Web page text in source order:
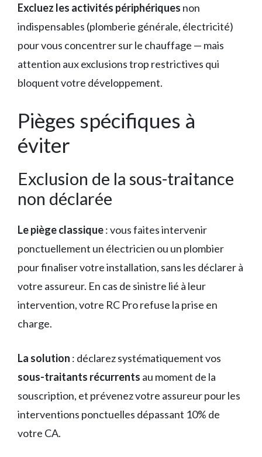
Excluez les activités périphériques non
indispensables (plomberie générale, électricité)
pour vous concentrer sur le chauffage — mais
attention aux exclusions trop restrictives qui
bloquent votre développement.
Pièges spécifiques à
éviter
Exclusion de la sous-traitance
non déclarée
Le piège classique: vous faites intervenir
ponctuellement un électricien ou un plombier
pour finaliser votre installation, sans les déclarer à
votre assureur. En cas de sinistre lié à leur
intervention, votre RC Pro refuse la prise en
charge.
La solution : déclarez systématiquement vos
sous-traitants récurrents au moment de la
souscription, et prévenez votre assureur pour les
interventions ponctuelles dépassant 10% de
votre CA.